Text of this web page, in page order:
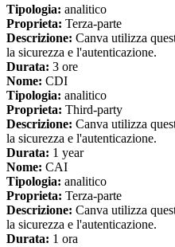
Tipologia: analitico
Proprieta: Terza-parte
Descrizione: Canva utilizza
la sicurezza e l'autenticazione.
Durata: 3 ore
Nome: CDI
Tipologia: analitico
Proprieta: Third-party
Descrizione: Canva utilizza
la sicurezza e l'autenticazione.
Durata: 1 year
Nome: CAI
Tipologia: analitico
Proprieta: Terza-parte
Descrizione: Canva utilizza
la sicurezza e l'autenticazione.
Durata: 1 ora